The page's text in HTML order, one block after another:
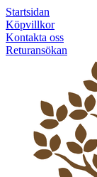
Startsidan
Köpvillkor
Kontakta oss
Returansökan